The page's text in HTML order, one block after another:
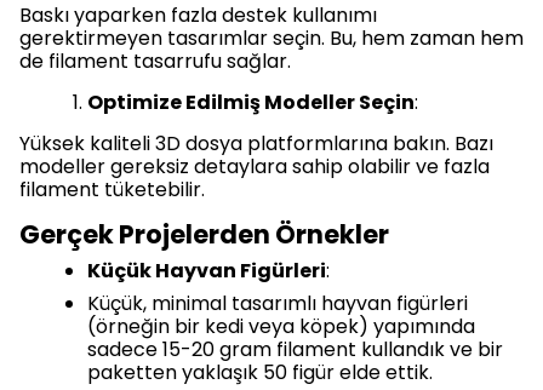
Baskı yaparken fazla destek kullanımı
gerektirmeyen tasarımlar seçin. Bu, hem zaman hem
de filament tasarrufu sağlar.
Optimize Edilmiş Modeller Seçin:
Yüksek kaliteli 3D dosya platformlarına bakın. Bazı
modeller gereksiz detaylara sahip olabilir ve fazla
filament tüketebilir.
Gerçek Projelerden Örnekler
Küçük Hayvan Figürleri:
Küçük, minimal tasarımlı hayvan figürleri
(örneğin bir kedi veya köpek) yapımında
sadece 15-20 gram filament kullandık ve bir
paketten yaklaşık 50 figür elde ettik.